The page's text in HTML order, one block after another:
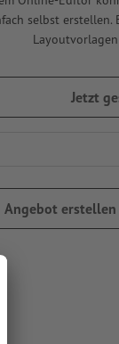
selbst erstellen.
Jetzt
Angebot erstellen